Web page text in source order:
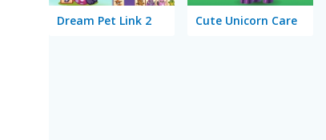
Dream Pet Link 2 Cute Unicorn Care